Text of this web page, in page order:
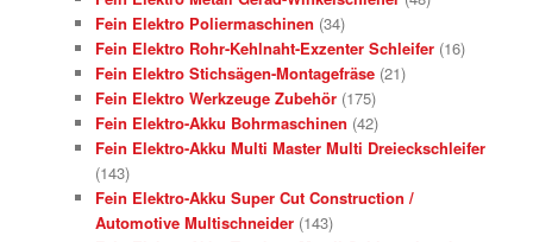
Fein Elektro Poliermaschinen (34)
Fein Elektro Rohr-Kehlnaht-Exzenter Schleifer (16)
Fein Elektro Stichsägen-Montagefräse (21)
Fein Elektro Werkzeuge Zubehör (175)
Fein Elektro-Akku Bohrmaschinen (42)
Fein Elektro-Akku Multi Master Multi Dreieckschleifer
(143)
Fein Elektro-Akku Super Cut Construction /
Automotive Multischneider (143)